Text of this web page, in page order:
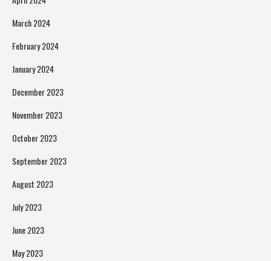
March 2024
February 2024
January 2024
December 2023
November 2023
October 2023
September 2023
August 2023
July 2023
June 2023
May 2023